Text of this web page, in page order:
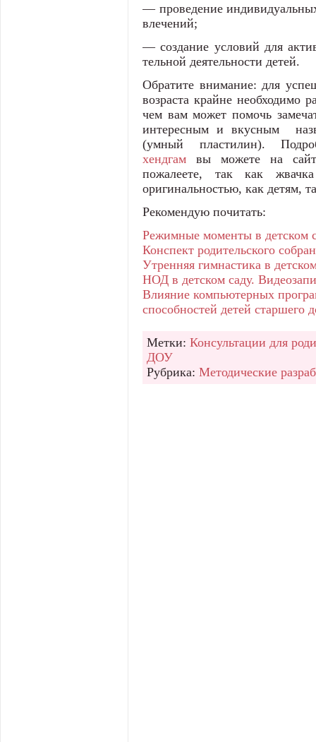
— проведение
влечений;
— создание условий для
тельной деятельности детей.
Обратите внимание: для
возраста крайне необходимо
чем вам может помочь
интересным и вкусным
(умный пластилин).
хендгам вы можете на
пожалеете, так как
оригинальностью, как детям,
Рекомендую почитать:
Режимные моменты в детском
Конспект родительского
Утренняя гимнастика в
НОД в детском саду.
Влияние компьютерных
способностей детей старшего
Метки: Консультации для
ДОУ
Рубрика: Методические